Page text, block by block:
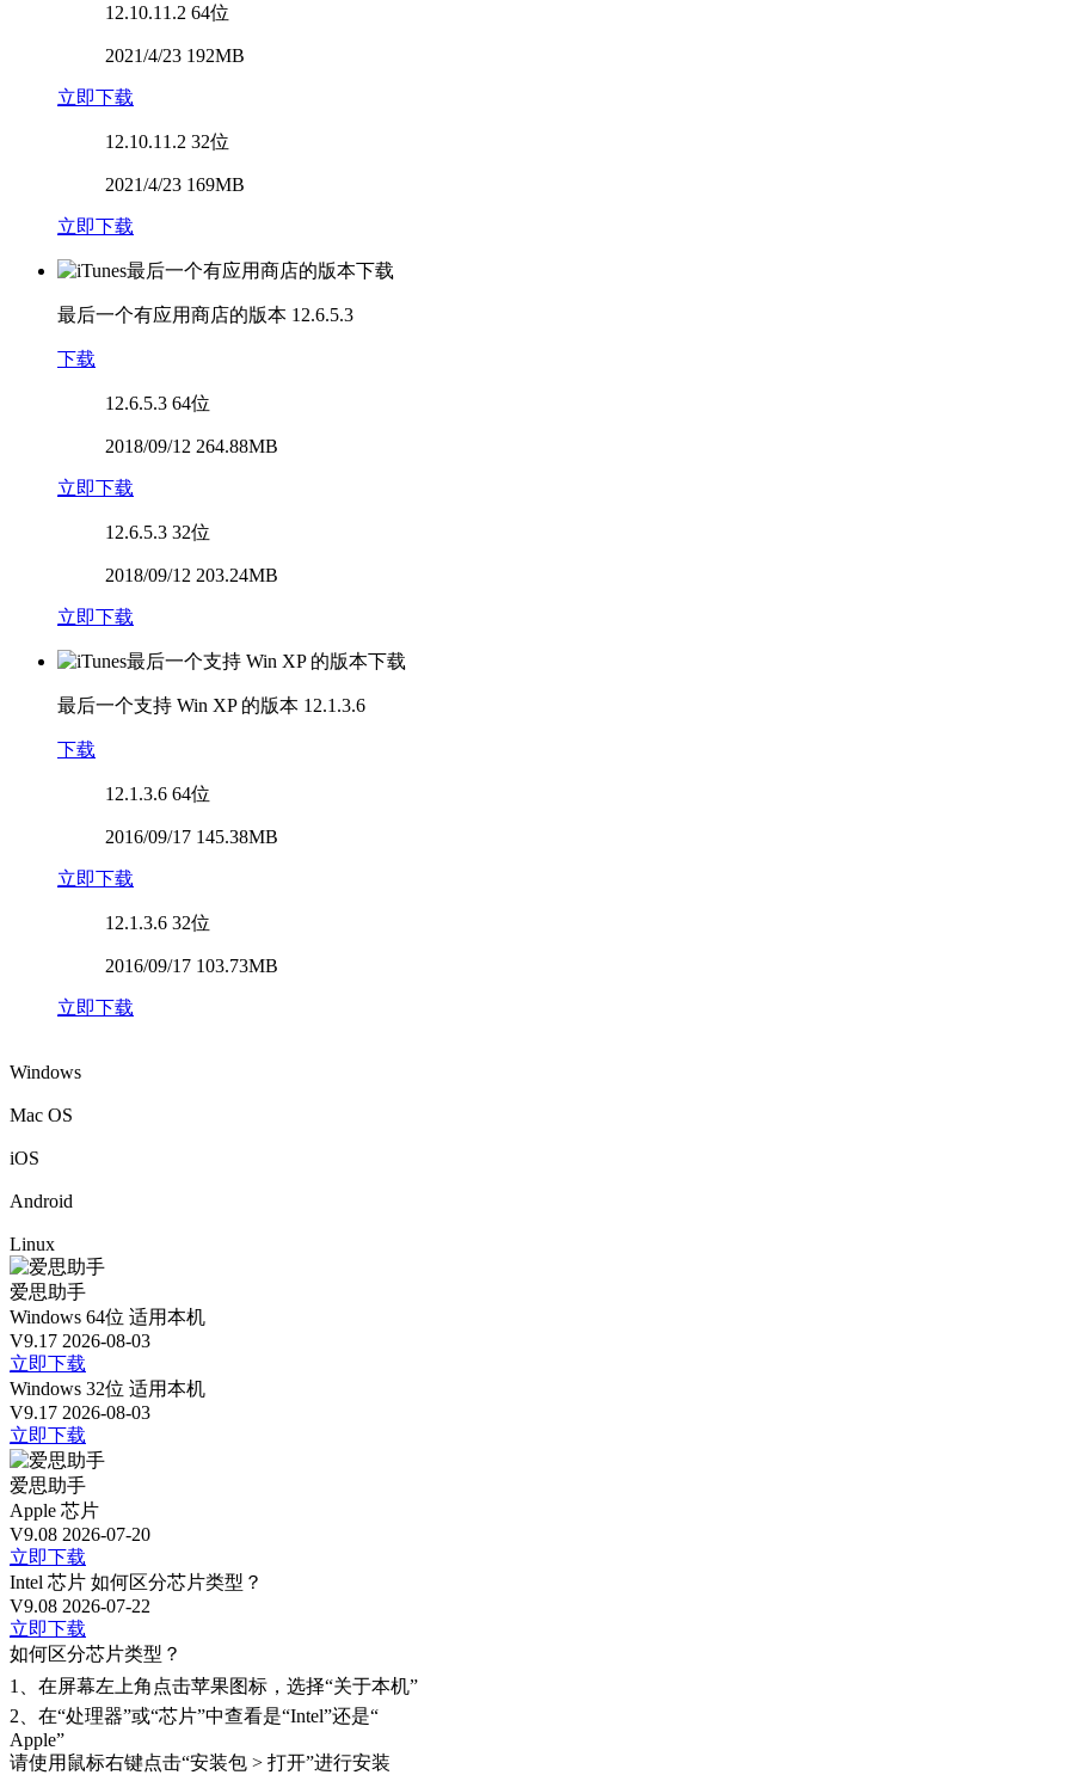
12.10.11.2 64位
2021/4/23 192MB
立即下载
12.10.11.2 32位
2021/4/23 169MB
立即下载
最后一个有应用商店的版本 12.6.5.3
下载
12.6.5.3 64位
2018/09/12 264.88MB
立即下载
12.6.5.3 32位
2018/09/12 203.24MB
立即下载
最后一个支持 Win XP 的版本 12.1.3.6
下载
12.1.3.6 64位
2016/09/17 145.38MB
立即下载
12.1.3.6 32位
2016/09/17 103.73MB
立即下载
Windows
Mac OS
iOS
Android
Linux
爱思助手
Windows 64位 适用本机
V9.17 2026-08-03
立即下载
Windows 32位 适用本机
V9.17 2026-08-03
立即下载
爱思助手
Apple 芯片
V9.08 2026-07-20
立即下载
Intel 芯片 如何区分芯片类型？
V9.08 2026-07-22
立即下载
如何区分芯片类型？
1、 在屏幕左上角点击苹果图标，选择“关于本机”
2、 在“处理器”或“芯片”中查看是“Intel”还是“
Apple”
请使用鼠标右键点击“安装包 > 打开”进行安装